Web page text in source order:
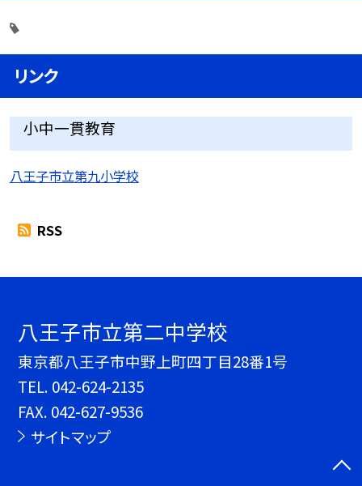
リンク
小中一貫教育
八王子市立第九小学校
RSS
八王子市立第二中学校
東京都八王子市中野上町四丁目28番1号
TEL. 042-624-2135
FAX. 042-627-9536
サイトマップ